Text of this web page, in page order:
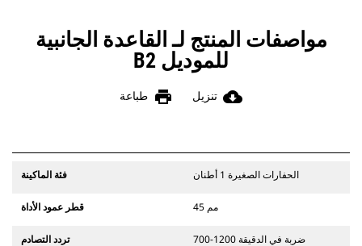
مواصفات المنتج لـ القاعدة الجانبية
للموديل B2
cloud_download تنزيل print طباعة
فئة الماكينة الحفارات الصغيرة 1 أطنان
قطر عمود الأداة 45 مم
تردد التصادم 700-1200 ضربة في الدقيقة